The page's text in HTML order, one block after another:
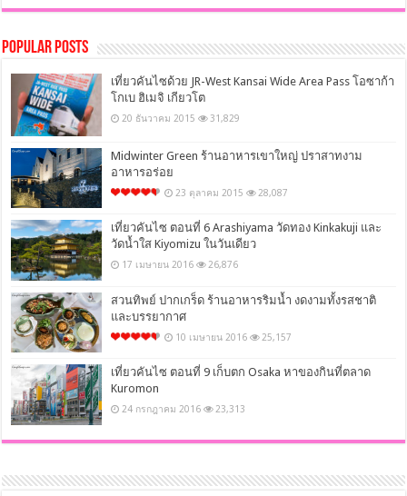
Popular Posts
เที่ยวคันไซด้วย JR-West Kansai Wide Area Pass โอซาก้า
โกเบ ฮิเมจิ เกียวโต
20 ธันวาคม 2015 31,829
Midwinter Green ร้านอาหารเขาใหญ่ ปราสาทงาม
อาหารอร่อย
23 ตุลาคม 2015 28,087
เที่ยวคันไซ ตอนที่ 6 Arashiyama วัดทอง Kinkakuji และ
วัดน้ำใส Kiyomizu ในวันเดียว
17 เมษายน 2016 26,876
สวนทิพย์ ปากเกร็ด ร้านอาหารริมน้ำ งดงามทั้งรสชาติ
และบรรยากาศ
10 เมษายน 2016 25,157
เที่ยวคันไซ ตอนที่ 9 เก็บตก Osaka หาของกินที่ตลาด
Kuromon
24 กรกฎาคม 2016 23,313